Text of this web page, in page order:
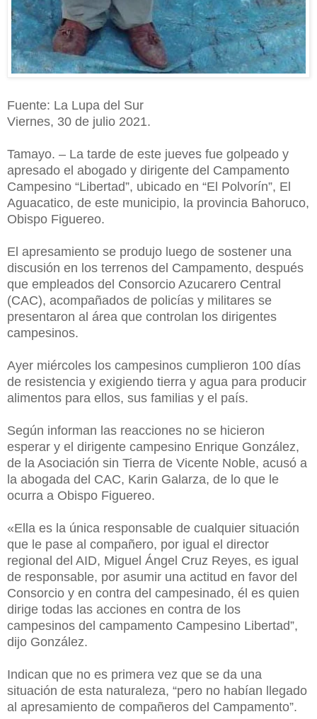
Fuente: La Lupa del Sur
Viernes, 30 de julio 2021.
Tamayo. – La tarde de este jueves fue golpeado y
apresado el abogado y dirigente del Campamento
Campesino “Libertad”, ubicado en “El Polvorín”, El
Aguacatico, de este municipio, la provincia Bahoruco,
Obispo Figuereo.
El apresamiento se produjo luego de sostener una
discusión en los terrenos del Campamento, después
que empleados del Consorcio Azucarero Central
(CAC), acompañados de policías y militares se
presentaron al área que controlan los dirigentes
campesinos.
Ayer miércoles los campesinos cumplieron 100 días
de resistencia y exigiendo tierra y agua para producir
alimentos para ellos, sus familias y el país.
Según informan las reacciones no se hicieron
esperar y el dirigente campesino Enrique González,
de la Asociación sin Tierra de Vicente Noble, acusó a
la abogada del CAC, Karin Galarza, de lo que le
ocurra a Obispo Figuereo.
«Ella es la única responsable de cualquier situación
que le pase al compañero, por igual el director
regional del AID, Miguel Ángel Cruz Reyes, es igual
de responsable, por asumir una actitud en favor del
Consorcio y en contra del campesinado, él es quien
dirige todas las acciones en contra de los
campesinos del campamento Campesino Libertad”,
dijo González.
Indican que no es primera vez que se da una
situación de esta naturaleza, “pero no habían llegado
al apresamiento de compañeros del Campamento”.